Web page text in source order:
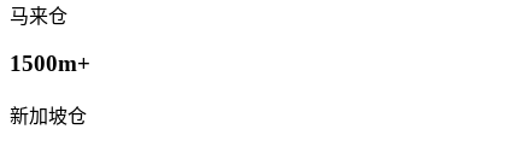
马来仓
1500m+
新加坡仓